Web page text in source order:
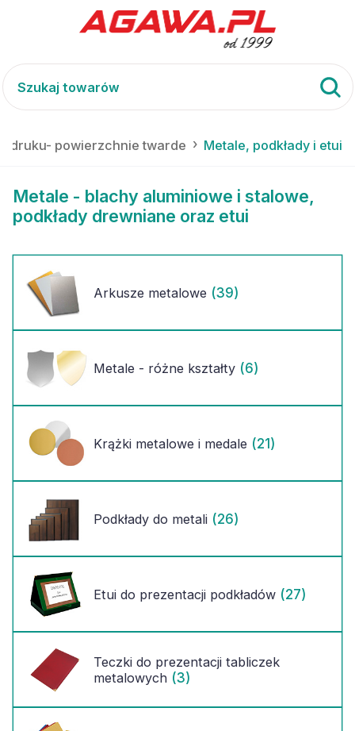
powierzchnie twarde Metale, podkłady i etui
Metale - blachy aluminiowe i stalowe,
podkłady drewniane oraz etui
Arkusze metalowe (39)
Metale - różne kształty (6)
Krążki metalowe i medale (21)
Podkłady do metali (26)
Etui do prezentacji podkładów (27)
Teczki do prezentacji tabliczek
metalowych (3)